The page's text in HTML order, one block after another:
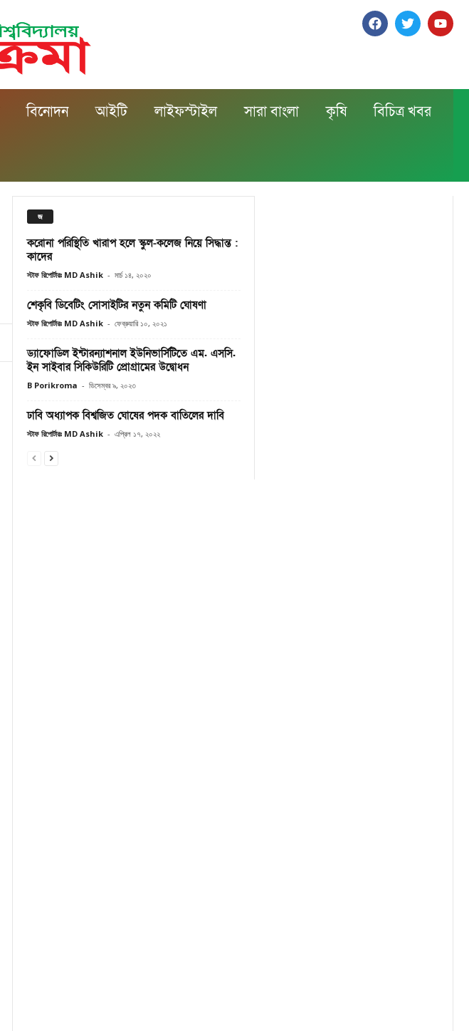
বিনোদন আইটি লাইফস্টাইল সারা বাংলা কৃষি বিচিত্র খবর
জ
করোনা পরিস্থিতি খারাপ হলে স্কুল-কলেজ নিয়ে সিদ্ধান্ত :
কাদের
স্টাফ রিপোর্টারঃ MD Ashik - মার্চ ১৪, ২০২০
শেকৃবি ডিবেটিং সোসাইটির নতুন কমিটি ঘোষণা
স্টাফ রিপোর্টারঃ MD Ashik - ফেব্রুয়ারি ১০, ২০২১
ড্যাফোডিল ইন্টারন্যাশনাল ইউনিভার্সিটিতে এম. এসসি.
ইন সাইবার সিকিউরিটি প্রোগ্রামের উদ্বোধন
B Porikroma - ডিসেম্বর ৯, ২০২৩
ঢাবি অধ্যাপক বিশ্বজিত ঘোষের পদক বাতিলের দাবি
স্টাফ রিপোর্টারঃ MD Ashik - এপ্রিল ১৭, ২০২২